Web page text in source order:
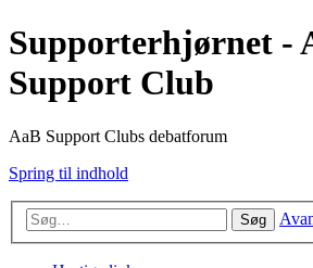
Supporterhjørnet -
Support Club
AaB Support Clubs debatforum
Spring til indhold
Søg